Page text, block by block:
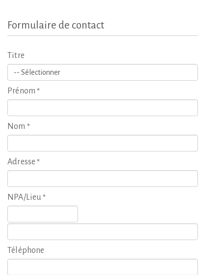
Formulaire de contact
Titre
Prénom *
Nom *
Adresse *
NPA/Lieu *
Téléphone